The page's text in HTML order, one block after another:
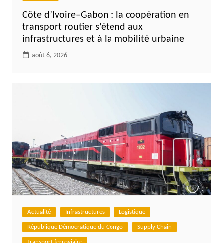
Côte d’Ivoire–Gabon : la coopération en
transport routier s’étend aux
infrastructures et à la mobilité urbaine
août 6, 2026
Actualité Infrastructures Logistique
République Démocratique du Congo Supply Chain